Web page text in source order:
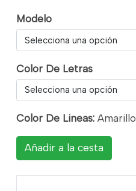
Modelo
Selecciona una opción
Color De Letras
Selecciona una opción
Color De Lineas: Amarillo
Añadir a la cesta